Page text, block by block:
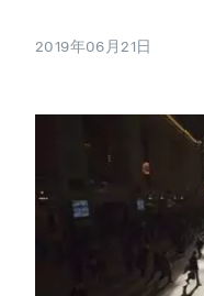
2019年06月21日